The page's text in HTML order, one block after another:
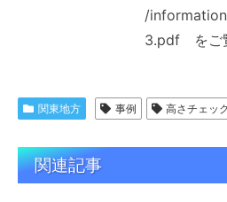
/
3.pdf をご
関東地方 事例 高さチェッ
関連記事